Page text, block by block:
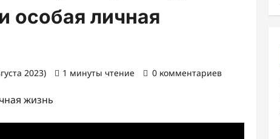
особая личная
2023) 1 минуты чтение 0 комментариев